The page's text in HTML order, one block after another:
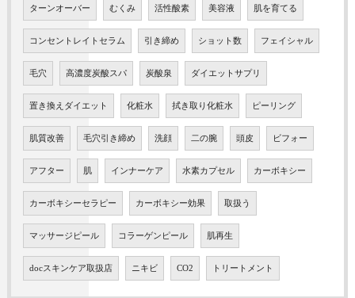
ターンオーバー むくみ 活性酸素 美容液 肌を育てる
コンセントレイトセラム 引き締め ショット数 フェイシャル
毛穴 高濃度炭酸スパ 炭酸泉 ダイエットサプリ
置き換えダイエット 化粧水 拭き取り化粧水 ピーリング
肌質改善 毛穴引き締め 洗顔 二の腕 頭皮 ビフォー
アフター 肌 インナーケア 水素カプセル カーボキシー
カーボキシーセラピー カーボキシー効果 取扱う
マッサージピール コラーゲンピール 肌再生
docスキンケア取扱店 ニキビ CO2 トリートメント